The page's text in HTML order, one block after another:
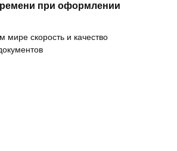
при оформлении
мире скорость и качество